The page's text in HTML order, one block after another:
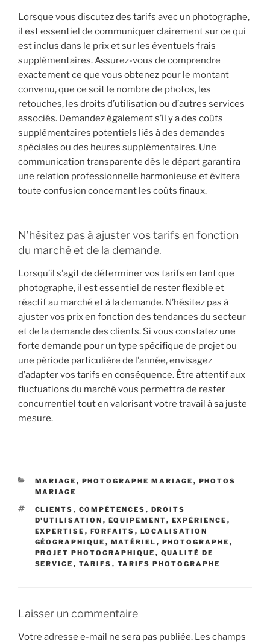
Lorsque vous discutez des tarifs avec un photographe,
il est essentiel de communiquer clairement sur ce qui
est inclus dans le prix et sur les éventuels frais
supplémentaires. Assurez-vous de comprendre
exactement ce que vous obtenez pour le montant
convenu, que ce soit le nombre de photos, les
retouches, les droits d’utilisation ou d’autres services
associés. Demandez également s’il y a des coûts
supplémentaires potentiels liés à des demandes
spéciales ou des heures supplémentaires. Une
communication transparente dès le départ garantira
une relation professionnelle harmonieuse et évitera
toute confusion concernant les coûts finaux.
N’hésitez pas à ajuster vos tarifs en fonction
du marché et de la demande.
Lorsqu’il s’agit de déterminer vos tarifs en tant que
photographe, il est essentiel de rester flexible et
réactif au marché et à la demande. N’hésitez pas à
ajuster vos prix en fonction des tendances du secteur
et de la demande des clients. Si vous constatez une
forte demande pour un type spécifique de projet ou
une période particulière de l’année, envisagez
d’adapter vos tarifs en conséquence. Être attentif aux
fluctuations du marché vous permettra de rester
concurrentiel tout en valorisant votre travail à sa juste
mesure.
CATÉGORIES
MARIAGE , PHOTOGRAPHE MARIAGE , PHOTOS
MARIAGE
ÉTIQUETTES
CLIENTS , COMPÉTENCES , DROITS
D'UTILISATION , ÉQUIPEMENT, EXPÉRIENCE ,
EXPERTISE , FORFAITS , LOCALISATION
GÉOGRAPHIQUE , MATÉRIEL , PHOTOGRAPHE ,
PROJET PHOTOGRAPHIQUE , QUALITÉ DE
SERVICE , TARIFS , TARIFS PHOTOGRAPHE
Laisser un commentaire
Votre adresse e-mail ne sera pas publiée. Les champs